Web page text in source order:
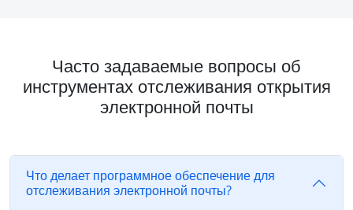
Часто задаваемые вопросы об
инструментах отслеживания открытия
электронной почты
Что делает программное обеспечение для
отслеживания электронной почты?